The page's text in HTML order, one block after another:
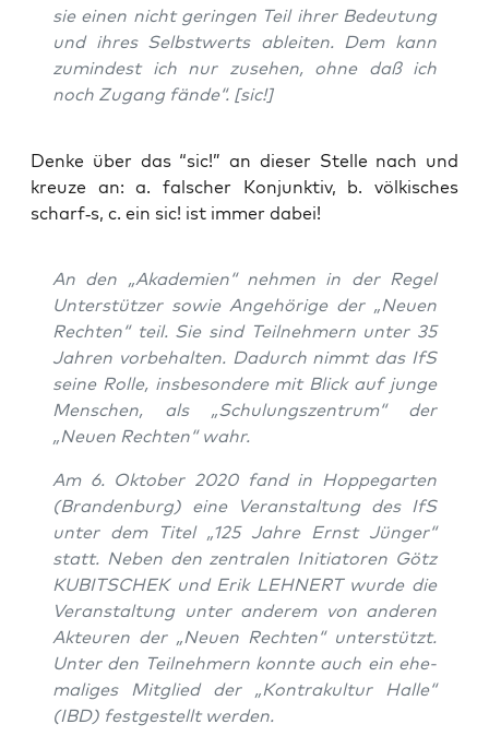
sie einen nicht gerin­gen Teil ihrer Bedeu­tung
und ihres Selbst­werts ablei­ten. Dem kann
zumin­dest ich nur zuse­hen, ohne daß ich
noch Zugang fän­de“. [sic!]
Den­ke über das “sic!” an die­ser Stel­le nach und
kreu­ze an: a. fal­scher Kon­junk­tiv, b. völ­ki­sches
scharf‑s, c. ein sic! ist immer dabei!
An den „Aka­de­mien“ neh­men in der Regel
Unter­stüt­zer sowie Ange­hö­ri­ge der „Neu­en
Rech­ten“ teil. Sie sind Teil­neh­mern unter 35
Jah­ren vor­be­hal­ten. Dadurch nimmt das IfS
sei­ne Rol­le, ins­be­son­de­re mit Blick auf jun­ge
Men­schen, als „Schu­lungs­zen­trum“ der
„Neu­en Rech­ten“ wahr.
Am 6. Okto­ber 2020 fand in Hop­pe­gar­ten
(Bran­den­burg) eine Ver­an­stal­tung des IfS
unter dem Titel „125 Jah­re Ernst Jün­ger“
statt. Neben den zen­tra­len Initia­to­ren Götz
KUBITSCHEK und Erik LEHNERT wur­de die
Ver­an­stal­tung unter ande­rem von ande­ren
Akteu­ren der „Neu­en Rech­ten“ unter­stützt.
Unter den Teil­neh­mern konn­te auch ein ehe­
ma­li­ges Mit­glied der „Kon­tra­kul­tur Hal­le“
(IBD) fest­ge­stellt werden.